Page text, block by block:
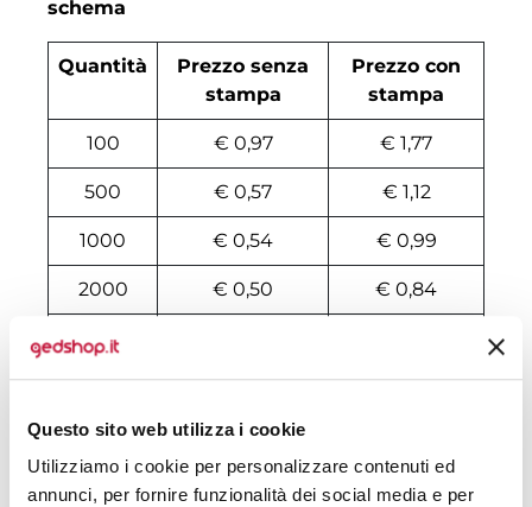
Questo sito web utilizza i cookie
Utilizziamo i cookie per personalizzare contenuti ed
annunci, per fornire funzionalità dei social media e per
schema
Quantità
Prezzo senza
stampa
Prezzo con
stampa
100 € 0,97 € 1,77
500 € 0,57 € 1,12
1000 € 0,54 € 0,99
2000 € 0,50 € 0,84
3000
4000 € 0,48 € 0,76
5000 € 0,45
6000 € 0,44 € 0,69